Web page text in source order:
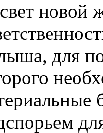
новой
для